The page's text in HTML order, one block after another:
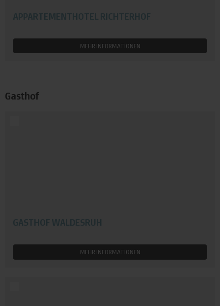
APPARTEMENTHOTEL RICHTERHOF
MEHR INFORMATIONEN
Gasthof
GASTHOF WALDESRUH
MEHR INFORMATIONEN